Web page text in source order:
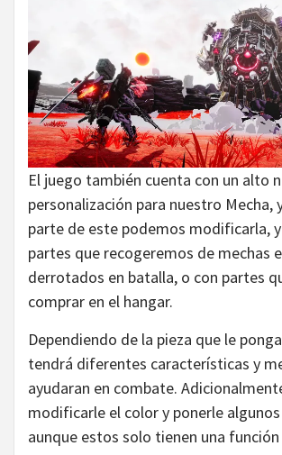
El juego también cuenta con un alto
personalización para nuestro Mecha,
parte de este podemos modificarla,
partes que recogeremos de mechas
derrotados en batalla, o con partes
comprar en el hangar.
Dependiendo de la pieza que le
tendrá diferentes características y
ayudaran en combate.
modificarle el color y ponerle
aunque estos solo tienen una